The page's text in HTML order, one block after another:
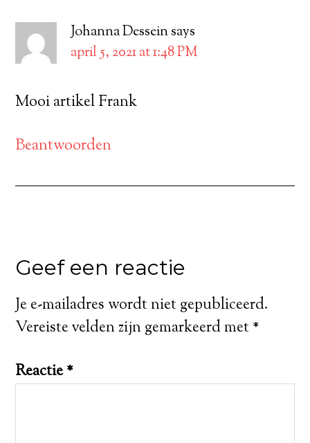
Johanna Desseinsays
april 5, 2021 at 1:48 PM
Mooi artikel Frank
Beantwoorden
Geef een reactie
Je e-mailadres wordt niet gepubliceerd.
Vereiste velden zijn gemarkeerd met*
Reactie*